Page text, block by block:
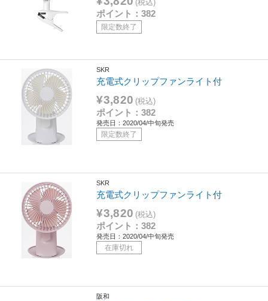
(税込)
ポイント：382
限定数終了
SKR
充電式クリップファンライト付
¥3,820 (税込)
ポイント：382
発売日：2020/04/中旬発売
限定数終了
SKR
充電式クリップファンライト付
¥3,820 (税込)
ポイント：382
発売日：2020/04/中旬発売
在庫切れ
阪和